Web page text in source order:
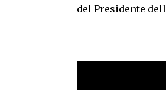
del Presidente